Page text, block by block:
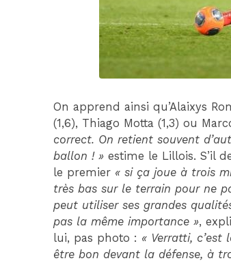
On apprend ainsi qu’Alaixys
(1,6), Thiago Motta (1,3) ou
correct. On retient souvent
ballon ! » estime le Lillois. S’il
le premier « si ça joue à trois
très bas sur le terrain pour ne
peut utiliser ses grandes
pas la même importance »,
lui, pas photo : « Verratti,
être bon devant la défense, à